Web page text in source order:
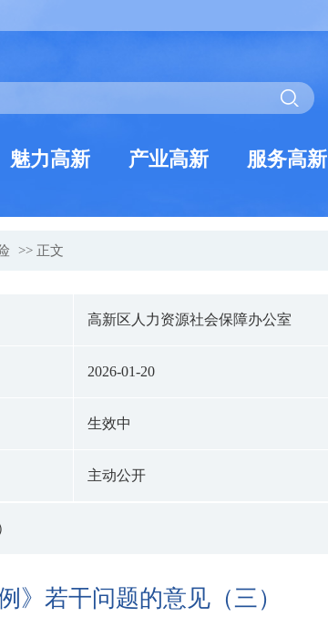
魅力高新 产业高新 服务高新
>> 正文
高新区人力资源社会保障办公室
2026-01-20
生效中
主动公开
》若干问题的意见（三）